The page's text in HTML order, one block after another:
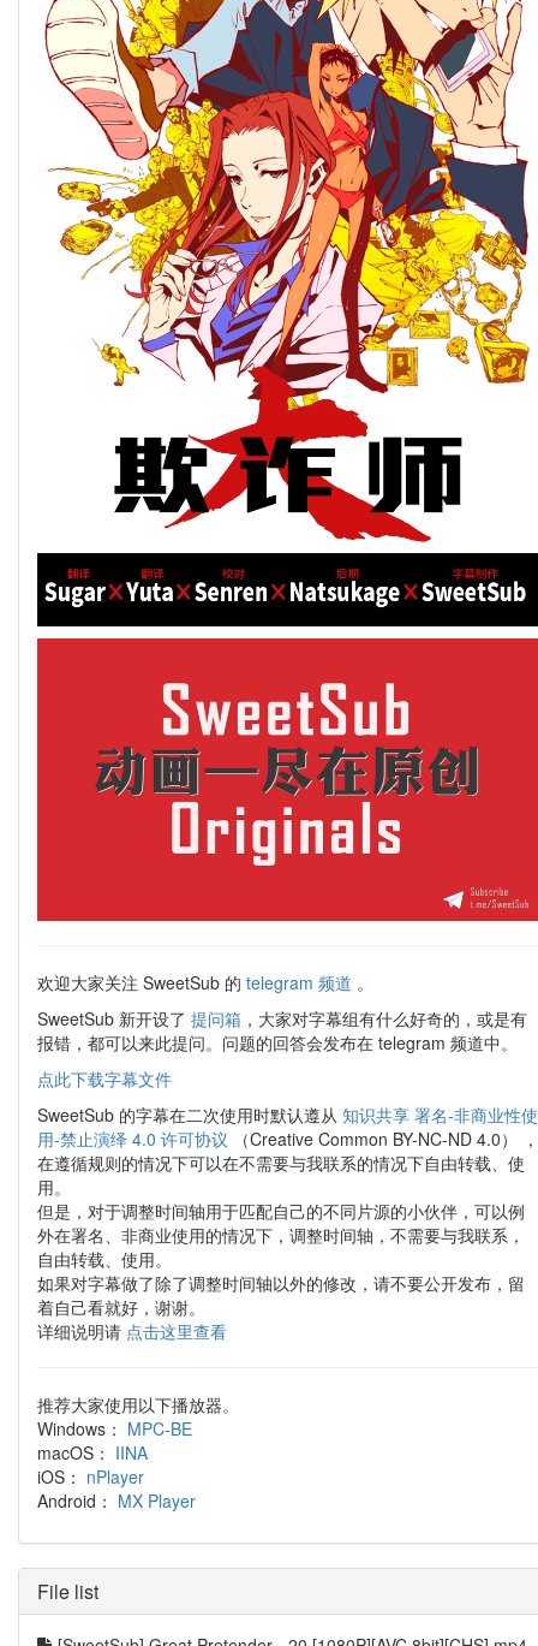
欢迎大家关注 SweetSub 的 telegram 频道 。
SweetSub 新开设了 提问箱 ，大家对字幕组有什么好奇的，或是有
报错，都可以来此提问。问题的回答会发布在 telegram 频道中。
点此下载字幕文件
SweetSub 的字幕在二次使用时默认遵从 知识共享 署名-非商业性使
用-禁止演绎 4.0 许可协议 （Creative Common BY-NC-ND 4.0） ，
在遵循规则的情况下可以在不需要与我联系的情况下自由转载、使
用。
但是，对于调整时间轴用于匹配自己的不同片源的小伙伴，可以例
外在署名、非商业使用的情况下，调整时间轴，不需要与我联系，
自由转载、使用。
如果对字幕做了除了调整时间轴以外的修改，请不要公开发布，留
着自己看就好，谢谢。
详细说明请 点击这里查看
推荐大家使用以下播放器。
Windows： MPC-BE
macOS： IINA
iOS： nPlayer
Android： MX Player
File list